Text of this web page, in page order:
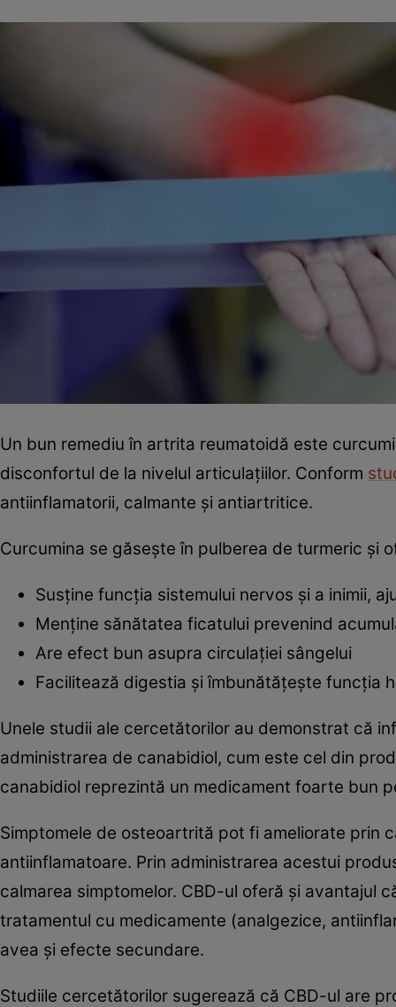
Un bun remediu în artrita reumatoidă este
disconfortul de la nivelul articulaţiilor. Conform
antiinflamatorii, calmante şi antiartritice.
Curcumina se găseşte în pulberea de turmeric şi
Susţine funcţia sistemului nervos şi a inimii,
Menţine sănătatea ficatului prevenind
Are efect bun asupra circulaţiei sângelui
Facilitează digestia şi îmbunătăţeşte funcţia
Unele studii ale cercetătorilor au demonstrat că
administrarea de canabidiol, cum este cel din
canabidiol reprezintă un medicament foarte bun
Simptomele de osteoartrită pot fi ameliorate prin
antiinflamatoare. Prin administrarea acestui
calmarea simptomelor. CBD-ul oferă şi avantajul
tratamentul cu medicamente (analgezice,
avea şi efecte secundare.
Studiile cercetătorilor sugerează că CBD-ul are